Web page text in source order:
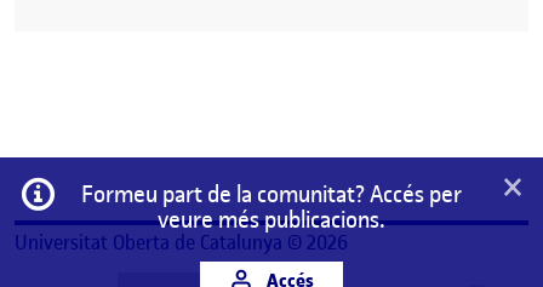
Informació
Formeu part de la comunitat? Accés per
veure més publicacions.
Accés
×
Universitat Oberta de Catalunya © 2026